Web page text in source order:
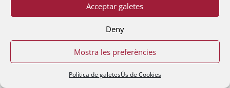
Acceptar galetes
Deny
Mostra les preferències
Política de galetesÚs de Cookies